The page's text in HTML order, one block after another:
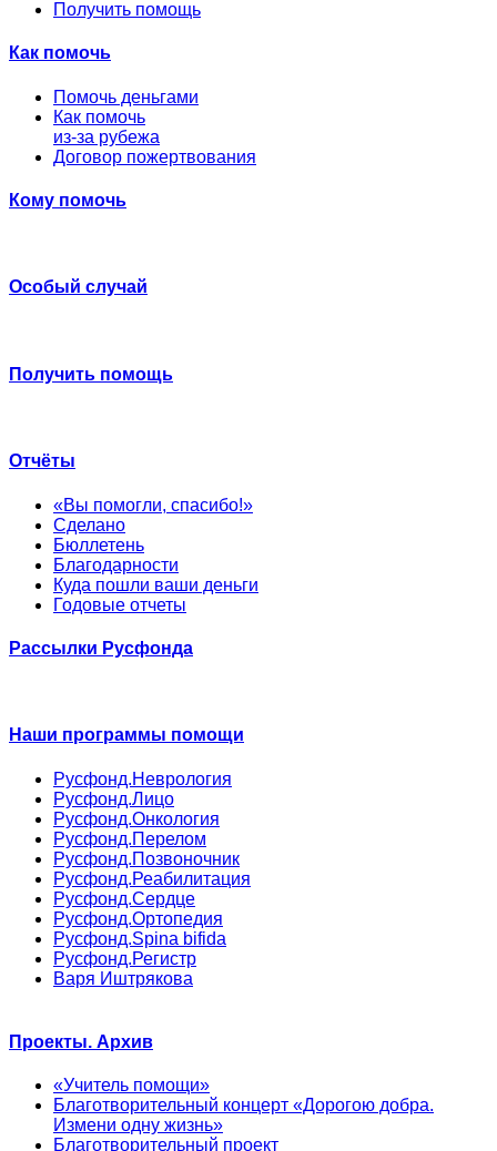
Получить помощь
Как помочь
Помочь деньгами
Как помочь
из-за рубежа
Договор пожертвования
Кому помочь
Особый случай
Получить помощь
Отчёты
«Вы помогли, спасибо!»
Сделано
Бюллетень
Благодарности
Куда пошли ваши деньги
Годовые отчеты
Рассылки Русфонда
Наши программы помощи
Русфонд.Неврология
Русфонд.Лицо
Русфонд.Онкология
Русфонд.Перелом
Русфонд.Позвоночник
Русфонд.Реабилитация
Русфонд.Сердце
Русфонд.Ортопедия
Русфонд.Spina bifida
Русфонд.Регистр
Варя Иштрякова
Проекты. Архив
«Учитель помощи»
Благотворительный концерт «Дорогою добра.
Измени одну жизнь»
Благотворительный проект